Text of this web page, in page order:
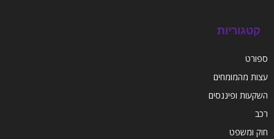
קטגוריות
ספורט
עצות מהמומחים
השקעות ופיננסים
רכב
חוק ומשפט